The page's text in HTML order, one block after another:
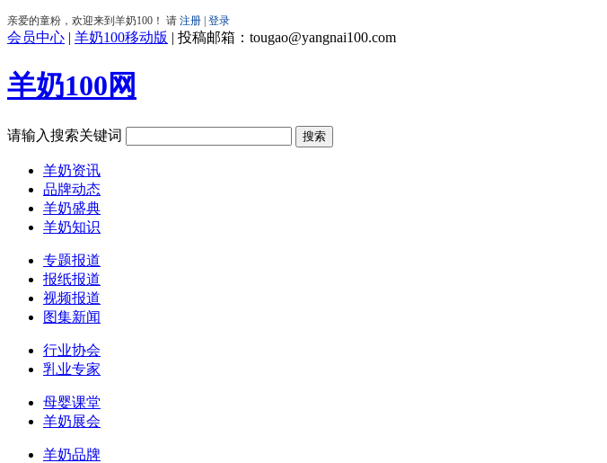
会员中心 | 羊奶100移动版 | 投稿邮箱：tougao@yangnai100.com
羊奶100网
请输入搜索关键词
羊奶资讯
品牌动态
羊奶盛典
羊奶知识
专题报道
报纸报道
视频报道
图集新闻
行业协会
乳业专家
母婴课堂
羊奶展会
羊奶品牌